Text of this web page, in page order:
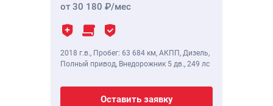
от 30 180 /мес
2018 г.в., Пробег: 63 684 км, АКПП, Дизель,
Полный привод, Внедорожник 5 дв., 249 лс
Оставить заявку